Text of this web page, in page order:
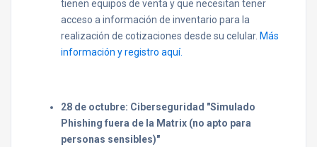
tienen equipos de venta y que necesitan tener
acceso a información de inventario para la
realización de cotizaciones desde su celular. Más
información y registro aquí.
28 de octubre: Ciberseguridad "Simulado
Phishing fuera de la Matrix (no apto para
personas sensibles)"